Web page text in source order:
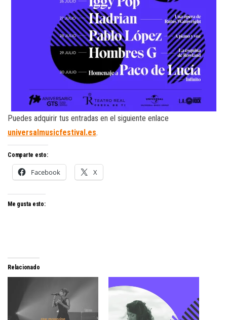
Puedes adquirir tus entradas en el siguiente enlace
universalmusicfestival.es.
Comparte esto:
Facebook X
Me gusta esto:
Relacionado